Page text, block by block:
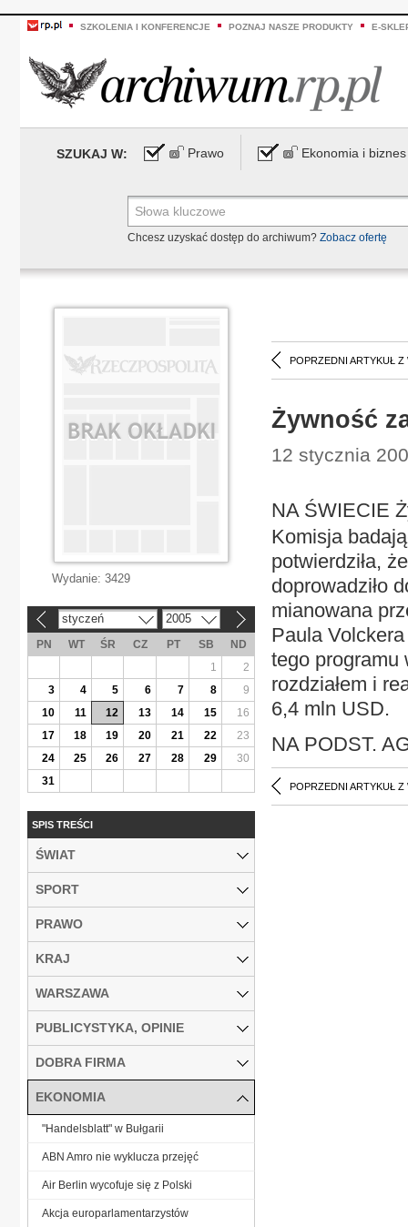
SZKOLENIA I KONFERENCJE POZNAJ NASZE PRODUKTY E-
SZUKAJ W: Prawo Ekonomia i biznes
Chcesz uzyskać dostęp do archiwum? Zobacz ofertę
POPRZEDNI ARTYKUŁ Z
Żywność
12 stycznia
NA ŚWIECIE
Komisja
potwierdziła,
doprowadziło
mianowana
Paula
tego programu
rozdziałem i
6,4 mln USD.
NA PODST.
POPRZEDNI ARTYKUŁ Z
Wydanie: 3429
styczeń 2005
PN WT ŚR CZ PT SB
ND
1
2
3
4 5 6 7 8
9
10
11 12 13 14 15
16
17
18 19 20 21 22
23
24
25 26 27 28 29
30
31
SPIS TREŚCI
ŚWIAT
SPORT
PRAWO
KRAJ
WARSZAWA
PUBLICYSTYKA, OPINIE
DOBRA FIRMA
EKONOMIA
"Handelsblatt" w Bułgarii
ABN Amro nie wyklucza przejęć
Air Berlin wycofuje się z Polski
Akcja europarlamentarzystów